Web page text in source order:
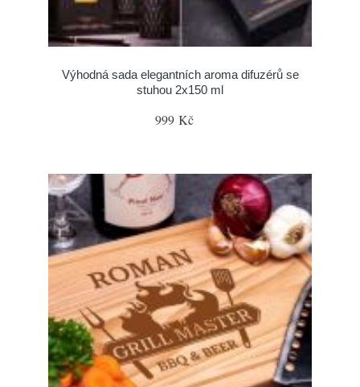
Výhodná sada elegantních aroma difuzérů se
stuhou 2x150 ml
999 Kč